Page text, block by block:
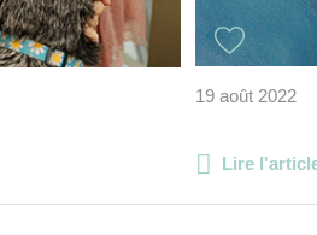
19 août 2022
Lire